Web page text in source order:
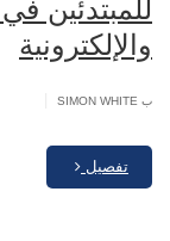
للمبتدئين
والإلكترونية
ب SIMON WHITE
تفصيل